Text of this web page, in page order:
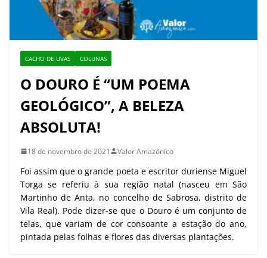
CACHO DE UVAS COLUNAS
O DOURO É “UM POEMA
GEOLÓGICO”, A BELEZA
ABSOLUTA!
18 de novembro de 2021 Valor Amazônico
Foi assim que o grande poeta e escritor duriense Miguel
Torga se referiu à sua região natal (nasceu em São
Martinho de Anta, no concelho de Sabrosa, distrito de
Vila Real). Pode dizer-se que o Douro é um conjunto de
telas, que variam de cor consoante a estação do ano,
pintada pelas folhas e flores das diversas plantações.